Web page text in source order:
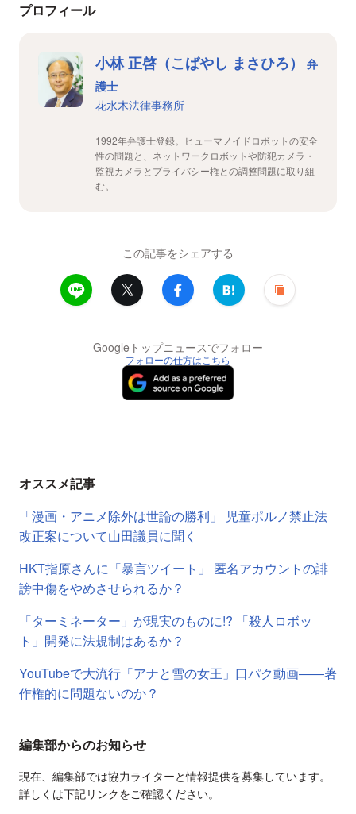
プロフィール
小林 正啓（こばやし まさひろ）
弁
護士
花水木法律事務所
1992年弁護士登録。ヒューマノイドロボットの安全
性の問題と、ネットワークロボットや防犯カメラ・
監視カメラとプライバシー権との調整問題に取り組
む。
この記事をシェアする
Googleトップニュースでフォロー
フォローの仕方はこちら
オススメ記事
「漫画・アニメ除外は世論の勝利」 児童ポルノ禁止法
改正案について山田議員に聞く
HKT指原さんに「暴言ツイート」 匿名アカウントの誹
謗中傷をやめさせられるか？
「ターミネーター」が現実のものに!? 「殺人ロボッ
ト」開発に法規制はあるか？
YouTubeで大流行「アナと雪の女王」口パク動画――著
作権的に問題ないのか？
編集部からのお知らせ
現在、編集部では協力ライターと情報提供を募集しています。
詳しくは下記リンクをご確認ください。